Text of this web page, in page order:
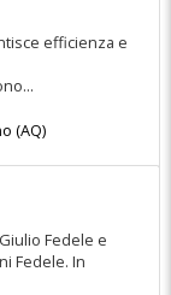
efficienza e
(AQ)
Fedele e
Fedele. In